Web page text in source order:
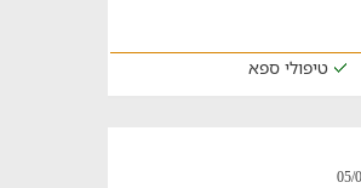
טיפולי ספא